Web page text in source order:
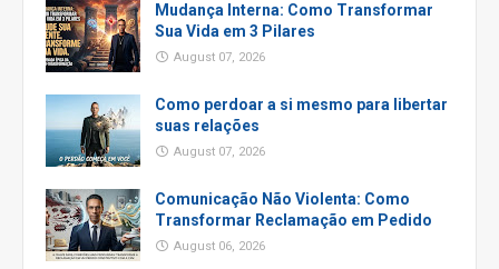
Mudança Interna: Como Transformar
Sua Vida em 3 Pilares
August 07, 2026
Como perdoar a si mesmo para libertar
suas relações
August 07, 2026
Comunicação Não Violenta: Como
Transformar Reclamação em Pedido
August 06, 2026